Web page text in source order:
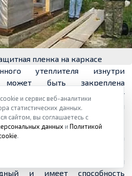
пленка на каркасе
утеплителя изнутри
быть закреплена
там она тоже не будет
закрепляется деревянная
обшивка.
возведены и из кирпича
Такие постройки более
, но этот материал
и имеет способность
и сервис веб-аналитики
статистических данных.
сайтом, вы соглашаетесь с
данных и Политикой
.